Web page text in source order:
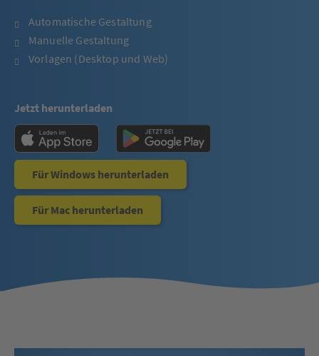
Automatische Gestaltung
Manuelle Gestaltung
Vorlagen (Desktop und Web)
Jetzt herunterladen
Für Windows herunterladen
Für Mac herunterladen